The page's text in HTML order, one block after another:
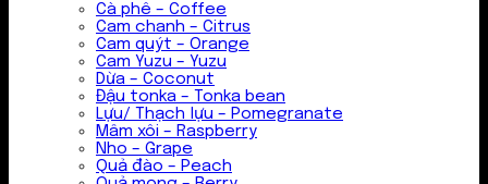
Cà phê – Coffee
Cam chanh – Citrus
Cam quýt – Orange
Cam Yuzu – Yuzu
Dừa – Coconut
Đậu tonka – Tonka bean
Lựu/ Thạch lựu – Pomegranate
Mâm xôi – Raspberry
Nho – Grape
Quả đào – Peach